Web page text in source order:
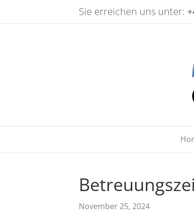
Sie erreichen uns unter:
November 25, 2024